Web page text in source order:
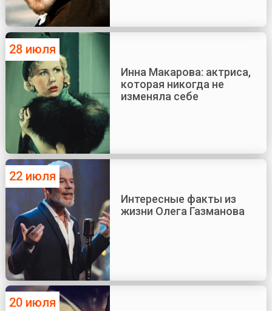
28 июля
Инна Макарова: актриса,
которая никогда не
изменяла себе
22 июля
Интересные факты из
жизни Олега Газманова
20 июля